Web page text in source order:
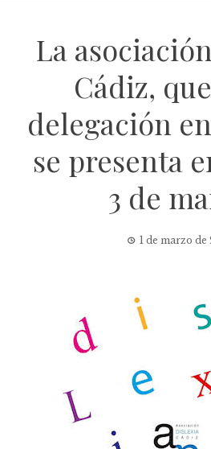
La
Cádiz,
delegación
se presenta
3 de
1 de marzo de